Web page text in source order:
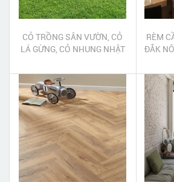
CỎ TRỒNG SÂN VƯỜN, CỎ
LÁ GỪNG, CỎ NHUNG NHẬT
RÈM
ĐẮK